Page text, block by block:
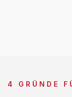
4 GRÜNDE